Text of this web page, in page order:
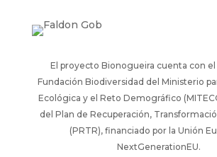
El proyecto Bionogueira cuenta con el
Fundación Biodiversidad del Ministerio
Ecológica y el Reto Demográfico
del Plan de Recuperación,
(PRTR), financiado por la Unión
NextGenerationEU.